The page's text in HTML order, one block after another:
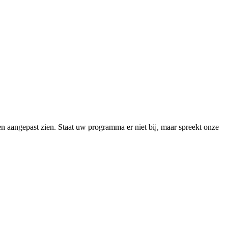
zien. Staat uw programma er niet bij, maar spreekt onze